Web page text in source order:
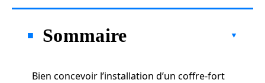
Sommaire
Bien concevoir l’installation d’un coffre-fort